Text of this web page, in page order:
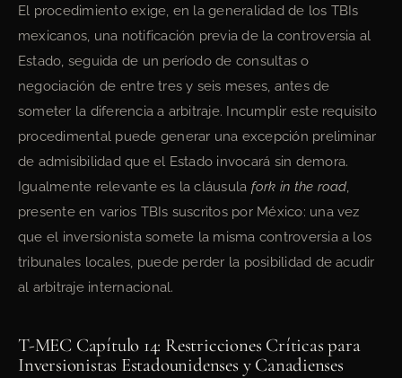
El procedimiento exige, en la generalidad de los TBIs
mexicanos, una notificación previa de la controversia al
Estado, seguida de un período de consultas o
negociación de entre tres y seis meses, antes de
someter la diferencia a arbitraje. Incumplir este requisito
procedimental puede generar una excepción preliminar
de admisibilidad que el Estado invocará sin demora.
Igualmente relevante es la cláusula fork in the road,
presente en varios TBIs suscritos por México: una vez
que el inversionista somete la misma controversia a los
tribunales locales, puede perder la posibilidad de acudir
al arbitraje internacional.
T-MEC Capítulo 14: Restricciones Críticas para
Inversionistas Estadounidenses y Canadienses